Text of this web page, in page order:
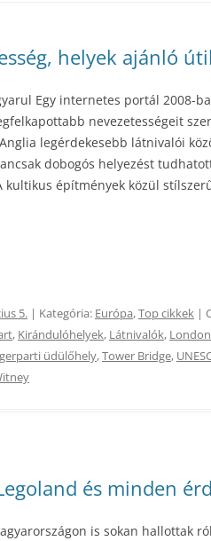
helyek ajánló
Egy internetes portál 2008-
nevezetességeit
legérdekesebb látnivalói
dobogós helyezést
kultikus építmények közül
5. | Kategória: Európa,Top cikkek |
, Kirándulóhelyek, Látnivalók, London
üdülőhely,Tower Bridge,
és minden
is sokan hallottak